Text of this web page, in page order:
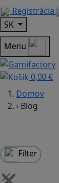
Registrácia
SK
Menu
0,00 €
Domov
› Blog
Filter